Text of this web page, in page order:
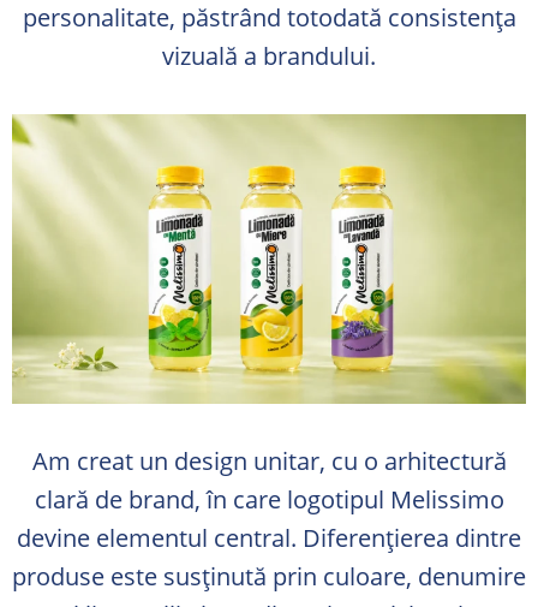
personalitate, păstrând totodată consistența
vizuală a brandului.
Am creat un design unitar, cu o arhitectură
clară de brand, în care logotipul Melissimo
devine elementul central. Diferențierea dintre
produse este susținută prin culoare, denumire